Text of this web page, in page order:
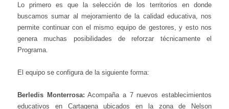
Lo primero es que la selección de los territorios en donde
buscamos sumar al mejoramiento de la calidad educativa, nos
permite continuar con el mismo equipo de gestores, y esto nos
genera muchas posibilidades de reforzar técnicamente el
Programa.
El equipo se configura de la siguiente forma:
Berledis Monterrosa: Acompaña a 7 nuevos establecimientos
educativos en Cartagena ubicados en la zona de Nelson